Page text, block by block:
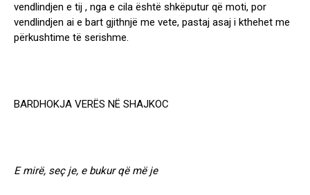
vendlindjen e tij , nga e cila është shkëputur që moti, por
vendlindjen ai e bart gjithnjë me vete, pastaj asaj i kthehet me
përkushtime të serishme.
BARDHOKJA VERËS NË SHAJKOC
E mirë, seç je, e bukur që më je